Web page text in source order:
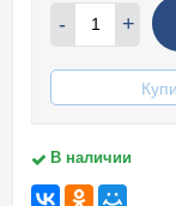
- +
В наличии